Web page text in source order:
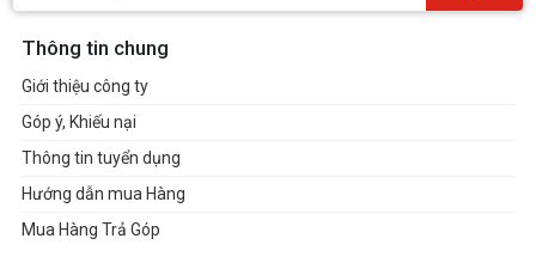
Thông tin chung
Giới thiệu công ty
Góp ý, Khiếu nại
Thông tin tuyển dụng
Hướng dẫn mua Hàng
Mua Hàng Trả Góp